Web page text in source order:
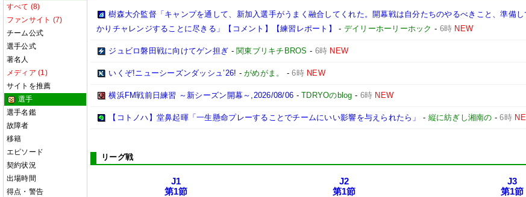
すべて (8)
ファンサイト (7)
チーム公式
選手公式
著名人
メディア (1)
サイトを推薦
選手
選手名鑑
故障者
移籍
エピソード
契約状況
出場時間
得点・警告
樹森大介監督「キャンプを通して、新加入選手がうまく融合してくれた。開幕戦は自分たちのやるべきこと、準備し
かりチャレンジすることに尽きる」【コメント】【練習レポート】
- デイリーホーリーホック - 6時 NEW
ジュビロ磐田戦に向けてゲン担ぎ - 関東ブリキチBROS - 6時 NEW
いくぞ!ニューシーズンダッシュ’26! -がめがま。 -6時 NEW
横浜FM戦前日練習 ～新シーズン開幕～,2026/08/06 -TDRYOのblog - 6時 NEW
【コトノハ】堂鼻起暉「一生懸命プレーすることでチームにいい影響を与えられたら」 - 縦に紡ぎし湘南の -6時
リーグ戦
J1
第1節
J2
第1節
J3
第1節